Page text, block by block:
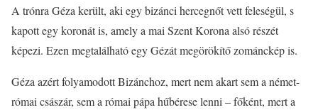
A trónra Géza került, aki egy bizánci hercegnőt vett feleségül, s
kapott egy koronát is, amely a mai Szent Korona alsó részét
képezi. Ezen megtalálható egy Gézát megörökítő zománckép is.
Géza azért folyamodott Bizánchoz, mert nem akart sem a német-
római császár, sem a római pápa hűbérese lenni – főként, mert a